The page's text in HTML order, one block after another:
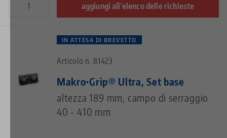
aggiungi all'elenco delle richieste
IN ATTESA DI BREVETTO
Articolo n. 81423
Makro•Grip® Ultra, Set base
altezza 189 mm, campo di serraggio
40 - 410 mm